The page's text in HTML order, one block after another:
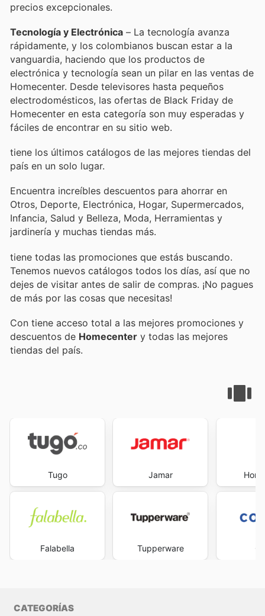
precios excepcionales.
Tecnología y Electrónica – La tecnología avanza
rápidamente, y los colombianos buscan estar a la
vanguardia, haciendo que los productos de
electrónica y tecnología sean un pilar en las ventas de
Homecenter. Desde televisores hasta pequeños
electrodomésticos, las ofertas de Black Friday de
Homecenter en esta categoría son muy esperadas y
fáciles de encontrar en su sitio web.
tiene los últimos catálogos de las mejores tiendas del
país en un solo lugar.
Encuentra increíbles descuentos para ahorrar en
Otros, Deporte, Electrónica, Hogar, Supermercados,
Infancia, Salud y Belleza, Moda, Herramientas y
jardinería y muchas tiendas más.
tiene todas las promociones que estás buscando.
Tenemos nuevos catálogos todos los días, así que no
dejes de visitar antes de salir de compras. ¡No pagues
de más por las cosas que necesitas!
Con tiene acceso total a las mejores promociones y
descuentos de Homecenter y todas las mejores
tiendas del país.
Tugo
Falabella
Jamar
Tupperware
CATEGORÍAS